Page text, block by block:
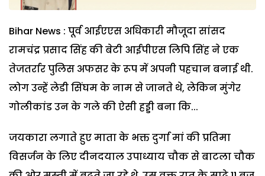
Bihar News : पूर्व आईएएस अधिकारी मौजूदा सांसद
रामचंद्र प्रसाद सिंह की बेटी आईपीएस लिपि सिंह ने एक
तेजतर्रार पुलिस अफसर के रूप में अपनी पहचान बनाई थी.
लोग उन्हें लेडी सिंघम के नाम से जानते थे, लेकिन मुंगेर
गोलीकांड उन के गले की ऐसी हड्डी बना कि...
जयकारा लगाते हुए माता के भक्त दुर्गा मां की प्रतिमा
विसर्जन के लिए दीनदयाल उपाध्याय चौक से बाटला चौक